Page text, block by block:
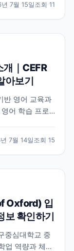
7월 15일조회 11
개｜CEFR
아보기
반 영어 교육과
어 학습 프로
7월 14일조회 15
Oxford) 입
보 확인하기
중심대학교 중
업 역량과 체계